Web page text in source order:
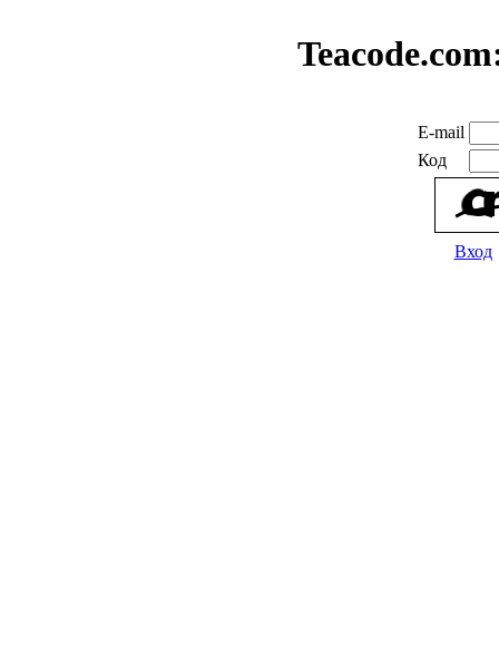
E-mail
Код
Вход